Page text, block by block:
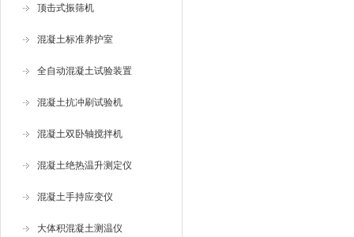
顶击式振筛机
混凝土标准养护室
全自动混凝土试验装置
混凝土抗冲刷试验机
混凝土双卧轴搅拌机
混凝土绝热温升测定仪
混凝土手持应变仪
大体积混凝土测温仪